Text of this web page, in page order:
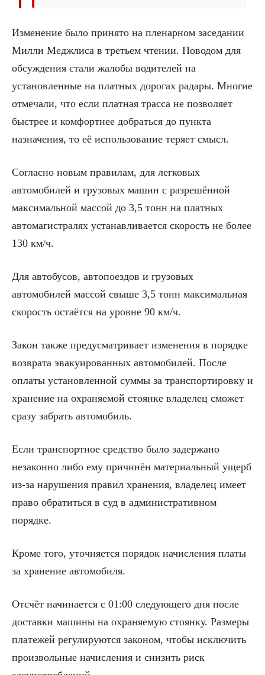
Изменение было принято на пленарном заседании
Милли Меджлиса в третьем чтении. Поводом для
обсуждения стали жалобы водителей на
установленные на платных дорогах радары. Многие
отмечали, что если платная трасса не позволяет
быстрее и комфортнее добраться до пункта
назначения, то её использование теряет смысл.
Согласно новым правилам, для легковых
автомобилей и грузовых машин с разрешённой
максимальной массой до 3,5 тонн на платных
автомагистралях устанавливается скорость не более
130 км/ч.
Для автобусов, автопоездов и грузовых
автомобилей массой свыше 3,5 тонн максимальная
скорость остаётся на уровне 90 км/ч.
Закон также предусматривает изменения в порядке
возврата эвакуированных автомобилей. После
оплаты установленной суммы за транспортировку и
хранение на охраняемой стоянке владелец сможет
сразу забрать автомобиль.
Если транспортное средство было задержано
незаконно либо ему причинён материальный ущерб
из-за нарушения правил хранения, владелец имеет
право обратиться в суд в административном
порядке.
Кроме того, уточняется порядок начисления платы
за хранение автомобиля.
Отсчёт начинается с 01:00 следующего дня после
доставки машины на охраняемую стоянку. Размеры
платежей регулируются законом, чтобы исключить
произвольные начисления и снизить риск